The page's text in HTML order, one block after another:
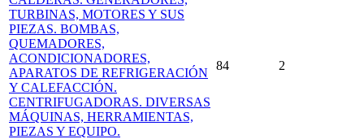
TURBINAS, MOTORES Y SUS
PIEZAS. BOMBAS,
QUEMADORES,
ACONDICIONADORES,
APARATOS DE REFRIGERACIÓN
Y CALEFACCIÓN.
CENTRIFUGADORAS. DIVERSAS
MÁQUINAS, HERRAMIENTAS,
PIEZAS Y EQUIPO.
84 2